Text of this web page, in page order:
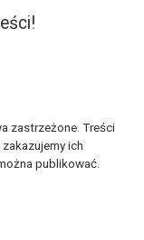
zastrzeżone. Treści
ich
publikować.